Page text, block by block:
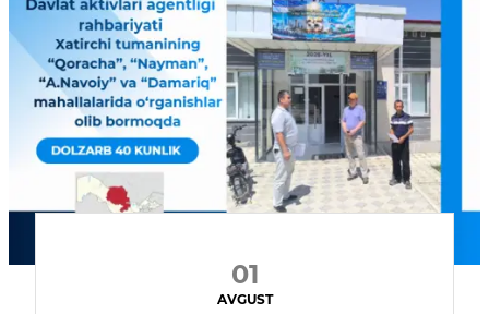
01
AVGUST